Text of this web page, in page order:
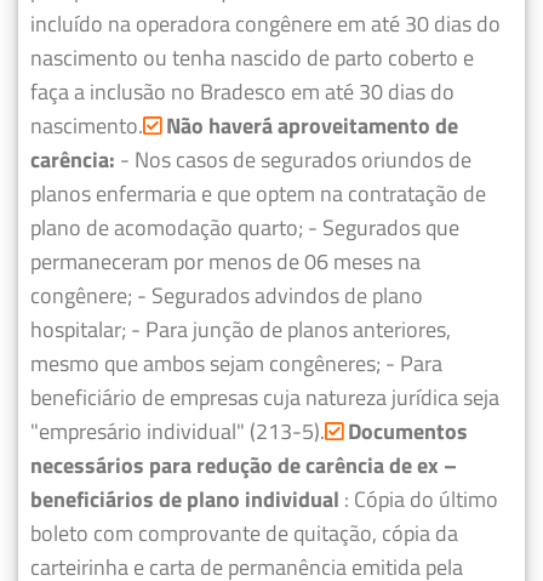
incluído na operadora congênere em até 30 dias do
nascimento ou tenha nascido de parto coberto e
faça a inclusão no Bradesco em até 30 dias do
nascimento. Não haverá aproveitamento de
carência: - Nos casos de segurados oriundos de
planos enfermaria e que optem na contratação de
plano de acomodação quarto; - Segurados que
permaneceram por menos de 06 meses na
congênere; - Segurados advindos de plano
hospitalar; - Para junção de planos anteriores,
mesmo que ambos sejam congêneres; - Para
beneficiário de empresas cuja natureza jurídica seja
"empresário individual" (213-5). Documentos
necessários para redução de carência de ex –
beneficiários de plano individual : Cópia do último
boleto com comprovante de quitação, cópia da
carteirinha e carta de permanência emitida pela